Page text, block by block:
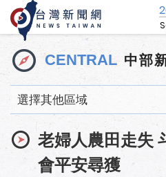
CENTRAL 中部
選擇其他區域
老婦人農田走失
會平安尋獲